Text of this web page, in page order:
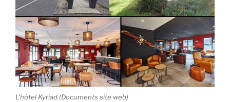
L’hôtel Kyriad (Documents site web)